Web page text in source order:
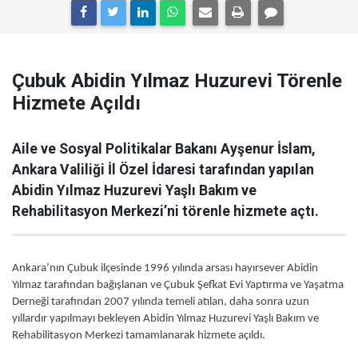
Çubuk Abidin Yılmaz Huzurevi Törenle
Hizmete Açıldı
Aile ve Sosyal Politikalar Bakanı Ayşenur İslam,
Ankara Valiliği İl Özel İdaresi tarafından yapılan
Abidin Yılmaz Huzurevi Yaşlı Bakım ve
Rehabilitasyon Merkezi’ni törenle hizmete açtı.
Ankara’nın Çubuk ilçesinde 1996 yılında arsası hayırsever Abidin
Yılmaz tarafından bağışlanan ve Çubuk Şefkat Evi Yaptırma ve Yaşatma
Derneği tarafından 2007 yılında temeli atılan, daha sonra uzun
yıllardır yapılmayı bekleyen Abidin Yılmaz Huzurevi Yaşlı Bakım ve
Rehabilitasyon Merkezi tamamlanarak hizmete açıldı.